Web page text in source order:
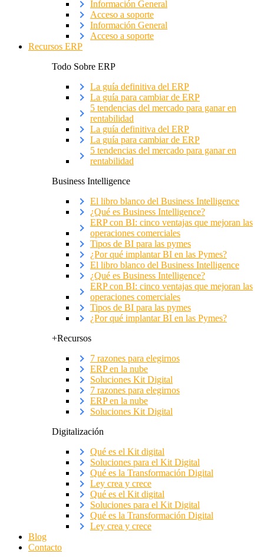
Información General
Acceso a soporte
Información General
Acceso a soporte
Recursos ERP
Todo Sobre ERP
La guía definitiva del ERP
La guía para cambiar de ERP
5 tendencias del mercado para ganar en
rentabilidad
La guía definitiva del ERP
La guía para cambiar de ERP
5 tendencias del mercado para ganar en
rentabilidad
Business Intelligence
El libro blanco del Business Intelligence
¿Qué es Business Intelligence?
ERP con BI: cinco ventajas que mejoran las
operaciones comerciales
Tipos de BI para las pymes
¿Por qué implantar BI en las Pymes?
El libro blanco del Business Intelligence
¿Qué es Business Intelligence?
ERP con BI: cinco ventajas que mejoran las
operaciones comerciales
Tipos de BI para las pymes
¿Por qué implantar BI en las Pymes?
+Recursos
7 razones para elegirnos
ERP en la nube
Soluciones Kit Digital
7 razones para elegirnos
ERP en la nube
Soluciones Kit Digital
Digitalización
Qué es el Kit digital
Soluciones para el Kit Digital
Qué es la Transformación Digital
Ley crea y crece
Qué es el Kit digital
Soluciones para el Kit Digital
Qué es la Transformación Digital
Ley crea y crece
Blog
Contacto